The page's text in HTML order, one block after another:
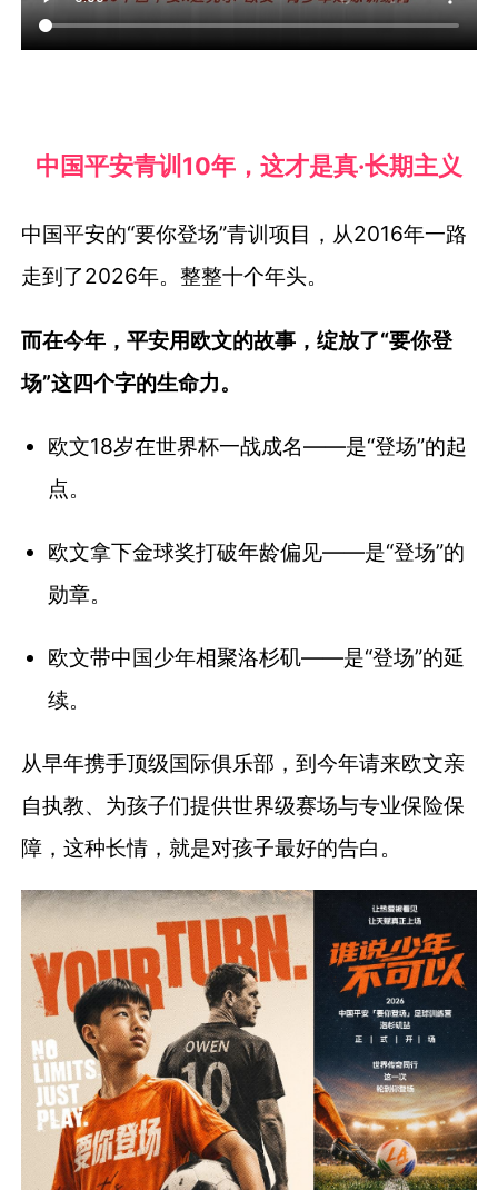
中国平安青训10年，这才是真·长期主义
中国平安的“要你登场”青训项目，从2016年一路
走到了2026年。整整十个年头。
而在今年，平安用欧文的故事，绽放了“要你登
场”这四个字的生命力。
欧文18岁在世界杯一战成名——是“登场”的起
点。
欧文拿下金球奖打破年龄偏见——是“登场”的
勋章。
欧文带中国少年相聚洛杉矶——是“登场”的延
续。
从早年携手顶级国际俱乐部，到今年请来欧文亲
自执教、为孩子们提供世界级赛场与专业保险保
障，这种长情，就是对孩子最好的告白。